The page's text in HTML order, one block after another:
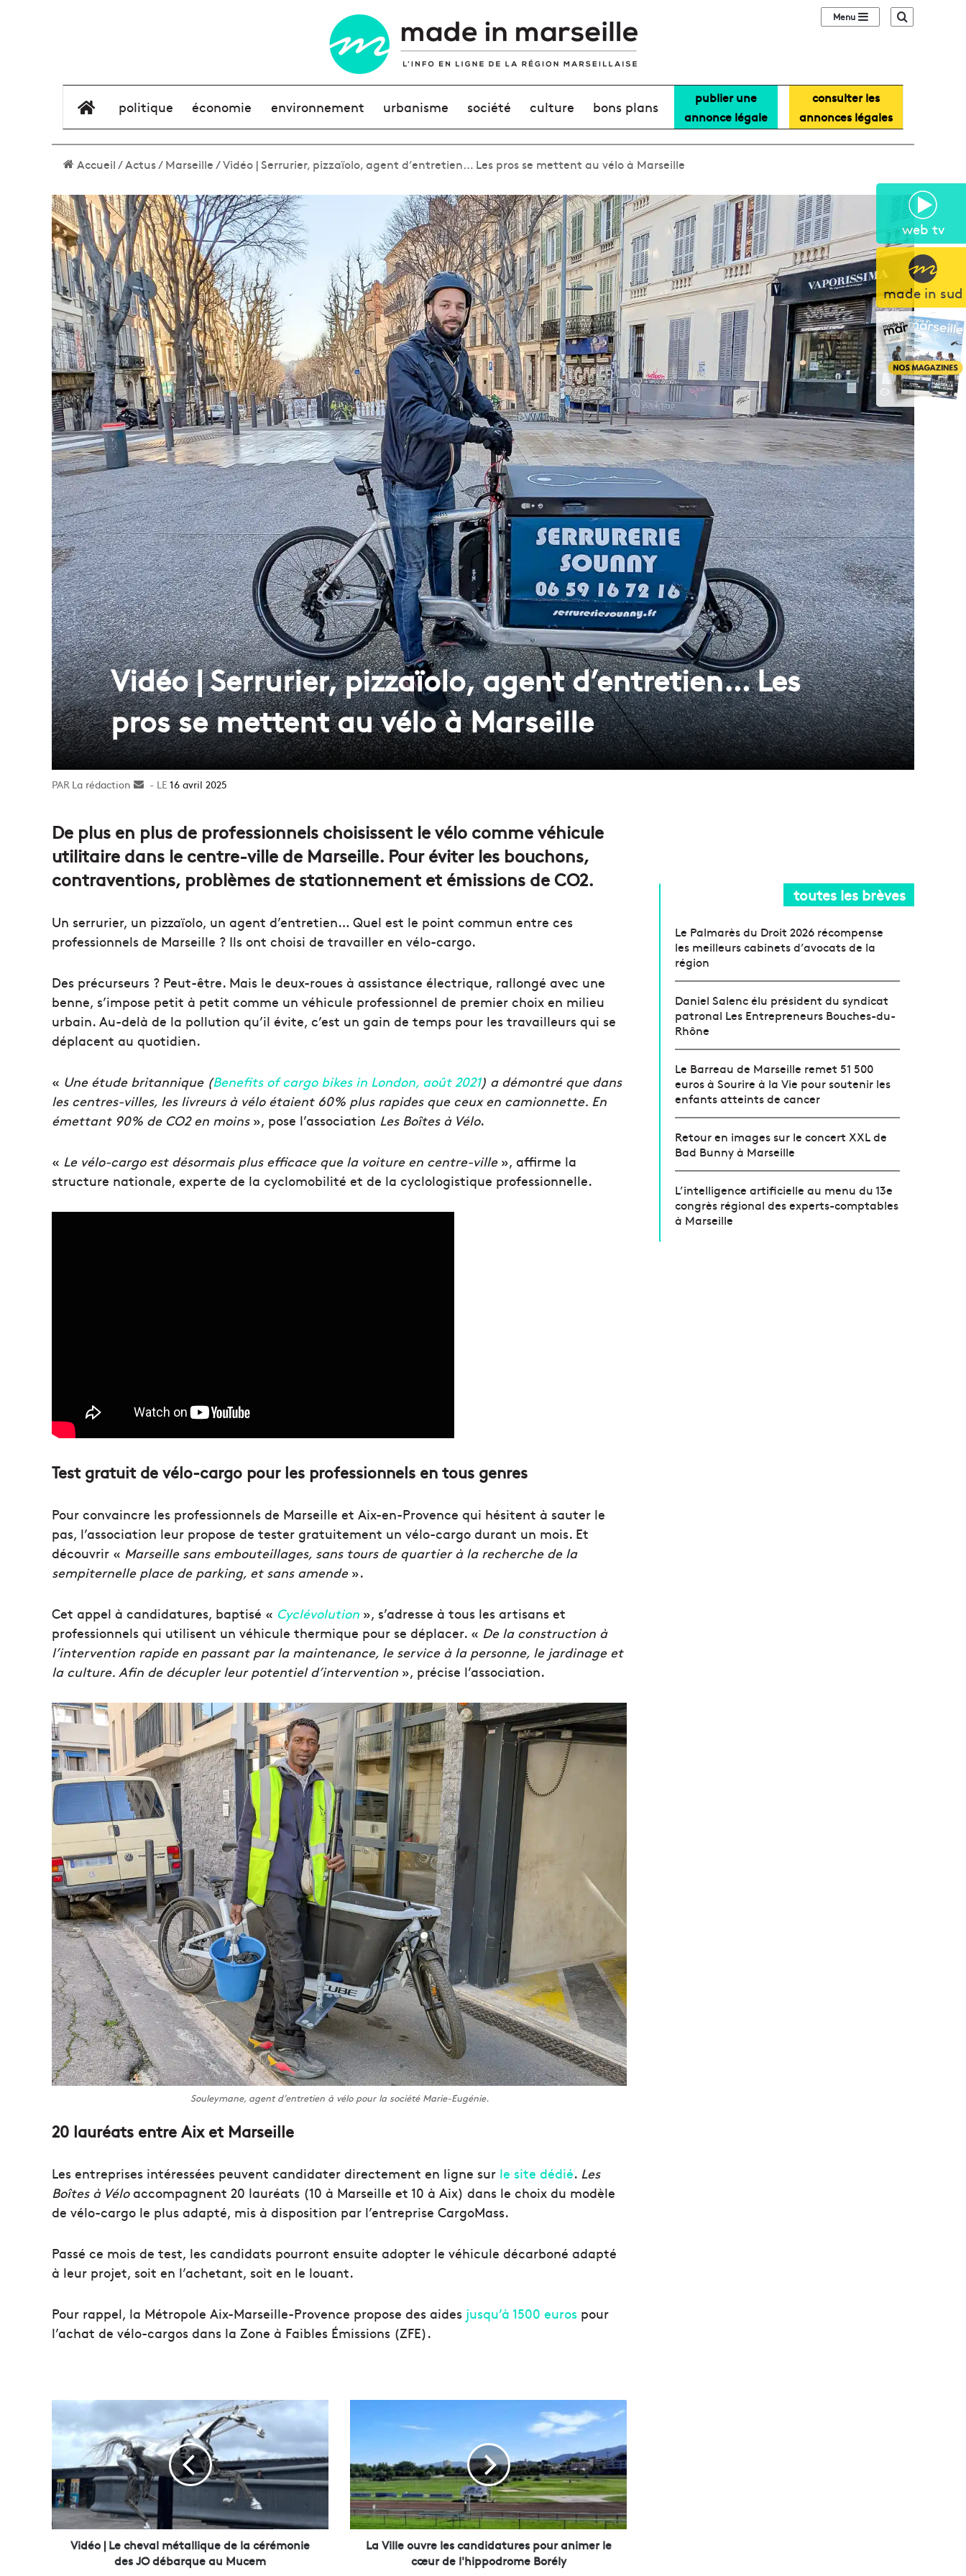
web tv
made in sud
Sidebar (barre
élément de menu
politique économie environnement urbanisme société culture bons plans
publier une
annonce légale
consulter les
annonces légales
Accueil/Actus/Marseille/Vidéo | Serrurier, pizzaïolo, agent d’entretien… Les pros se mettent au vélo à Marseille
Vidéo | Serrurier, pizzaïolo, agent d’entretien… Les
pros se mettent au vélo à Marseille
La rédaction
Envoyer16 avril 2025
De plus en plus de professionnels choisissent le vélo comme véhicule
utilitaire dans le centre-ville de Marseille. Pour éviter les bouchons,
contraventions, problèmes de stationnement et émissions de CO2.
Un serrurier, un pizzaïolo, un agent d’entretien… Quel est le point commun entre ces
professionnels de Marseille ? Ils ont choisi de travailler en vélo-cargo.
Des précurseurs ? Peut-être. Mais le deux-roues à assistance électrique, rallongé avec une
benne, s’impose petit à petit comme un véhicule professionnel de premier choix en milieu
urbain. Au-delà de la pollution qu’il évite, c’est un gain de temps pour les travailleurs qui se
déplacent au quotidien.
« Une étude britannique (Benefits of cargo bikes in London, août 2021) a démontré que dans
les centres-villes, les livreurs à vélo étaient 60% plus rapides que ceux en camionnette. En
émettant 90% de CO2 en moins», pose l’association Les Boîtes à Vélo.
« Le vélo-cargo est désormais plus efficace que la voiture en centre-ville», affirme la
structure nationale, experte de la cyclomobilité et de la cyclologistique professionnelle.
Test gratuit de vélo-cargo pour les professionnels en tous genres
Pour convaincre les professionnels de Marseille et Aix-en-Provence qui hésitent à sauter le
pas, l’association leur propose de tester gratuitement un vélo-cargo durant un mois. Et
découvrir « Marseille sans embouteillages, sans tours de quartier à la recherche de la
sempiternelle place de parking, et sans amende».
Cet appel à candidatures, baptisé « Cyclévolution », s’adresse à tous les artisans et
professionnels qui utilisent un véhicule thermique pour se déplacer. « De la construction à
l’intervention rapide en passant par la maintenance, le service à la personne, le jardinage et
la culture. Afin de décupler leur potentiel d’intervention », précise l’association.
Souleymane, agent d’entretien à vélo pour la société Marie-Eugénie.
20 lauréats entre Aix et Marseille
Les entreprises intéressées peuvent candidater directement en ligne sur le site dédié. Les
Boîtes à Véloaccompagnent 20 lauréats (10 à Marseille et 10 à Aix) dans le choix du modèle
de vélo-cargo le plus adapté, mis à disposition par l’entreprise CargoMass.
Passé ce mois de test, les candidats pourront ensuite adopter le véhicule décarboné adapté
à leur projet, soit en l’achetant, soit en le louant.
Pour rappel, la Métropole Aix-Marseille-Provence propose des aides jusqu’à 1500 euros pour
l’achat de vélo-cargos dans la Zone à Faibles Émissions (ZFE).
i
d
o
|
L
e
c
Vidéo | Le cheval métallique de la cérémonie
des JO débarque au Mucem
l
l
e
o
u
La Ville ouvre les candidatures pour animer le
cœur de l'hippodrome Borély
toutes les brèves
Le Palmarès du Droit 2026 récompense
les meilleurs cabinets d’avocats de la
région
Daniel Salenc élu président du syndicat
patronal Les Entrepreneurs Bouches-du-
Rhône
Le Barreau de Marseille remet 51 500
euros à Sourire à la Vie pour soutenir les
enfants atteints de cancer
Retour en images sur le concert XXL de
Bad Bunny à Marseille
L’intelligence artificielle au menu du 13e
congrès régional des experts-comptables
à Marseille